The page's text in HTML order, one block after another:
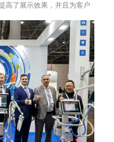
高了展示效果，并且为客户